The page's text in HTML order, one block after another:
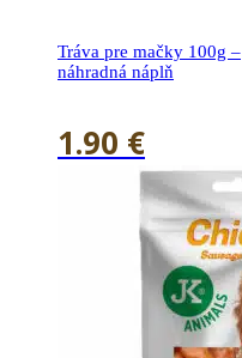
Tráva pre mačky 100g –
náhradná náplň
1.90 €